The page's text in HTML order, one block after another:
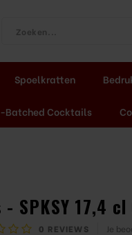
Spoelkratten
Batched Cocktails
- SPKSY 17,4
0 REVIEWS Je